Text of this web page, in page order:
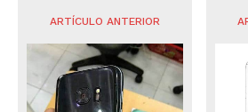
ARTÍCULO ANTERIOR